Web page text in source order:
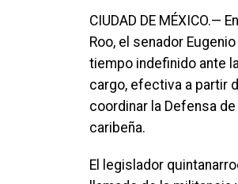
CIUDAD DE MÉXICO.—
Roo, el senador
tiempo indefinido ante
cargo, efectiva a partir
coordinar la Defensa
caribeña.
El legislador